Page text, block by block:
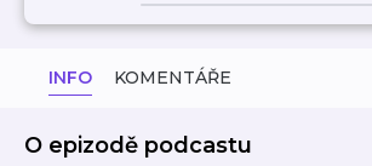
INFO KOMENTÁŘE
O epizodě podcastu